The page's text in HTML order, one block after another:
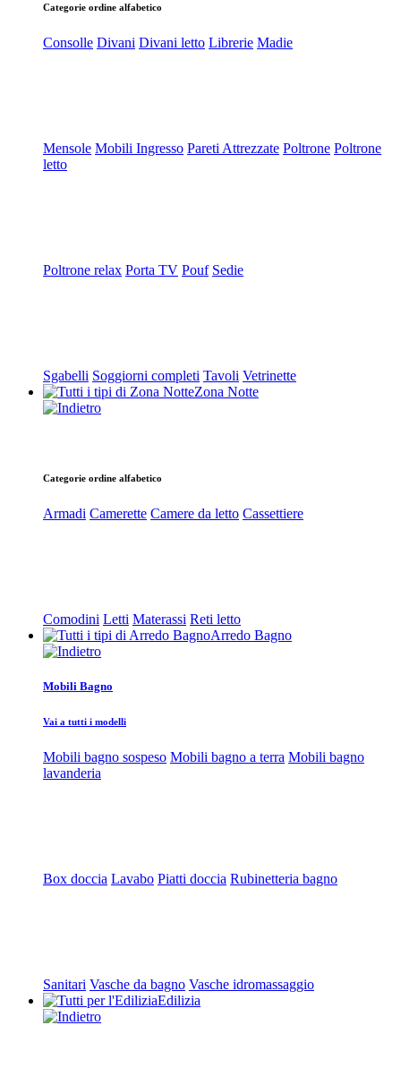
Categorie ordine alfabetico
Consolle Divani Divani letto Librerie Madie
Mensole Mobili Ingresso Pareti Attrezzate Poltrone Poltrone
letto
Poltrone relax Porta TV Pouf Sedie
Sgabelli Soggiorni completi Tavoli Vetrinette
Zona Notte
Categorie ordine alfabetico
Armadi Camerette Camere da letto Cassettiere
Comodini Letti Materassi Reti letto
Arredo Bagno
Mobili Bagno
Vai a tutti i modelli
Mobili bagno sospeso Mobili bagno a terra Mobili bagno
lavanderia
Box doccia Lavabo Piatti doccia Rubinetteria bagno
Sanitari Vasche da bagno Vasche idromassaggio
Edilizia